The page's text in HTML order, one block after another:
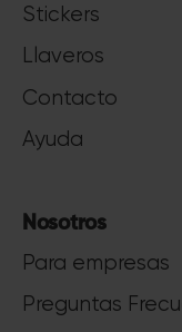
Stickers
Llaveros
Contacto
Ayuda
Nosotros
Para empresas
Preguntas